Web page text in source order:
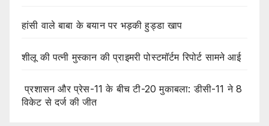
हांसी वाले बाबा के बयान पर भड़की हुड्डा खाप
शीलू की पत्नी मुस्कान की प्राइमरी पोस्टमॉर्टम रिपोर्ट सामने आई
प्रशासन और प्रेस-11 के बीच टी-20 मुकाबला: डीसी-11 ने 8
विकेट से दर्ज की जीत